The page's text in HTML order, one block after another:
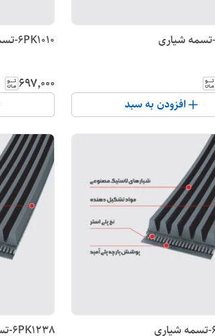
افزودن به سبد
6PK1010-تسمه شیاری
۶۹۷٬۰۰۰
6PK1238-تسمه شیاری